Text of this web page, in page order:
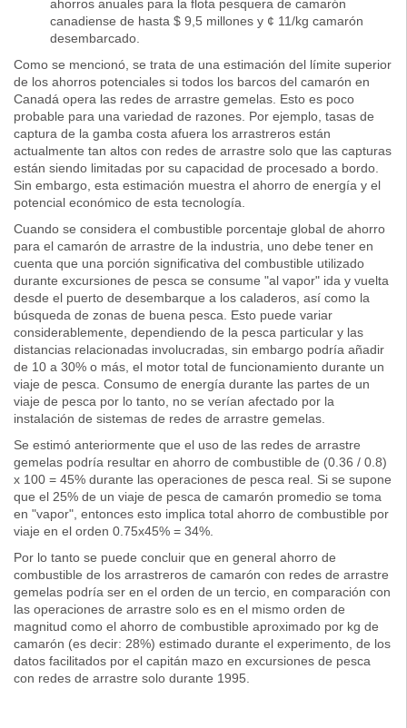
ahorros anuales para la flota pesquera de camarón
canadiense de hasta $ 9,5 millones y ¢ 11/kg camarón
desembarcado.
Como se mencionó, se trata de una estimación del límite superior
de los ahorros potenciales si todos los barcos del camarón en
Canadá opera las redes de arrastre gemelas. Esto es poco
probable para una variedad de razones. Por ejemplo, tasas de
captura de la gamba costa afuera los arrastreros están
actualmente tan altos con redes de arrastre solo que las capturas
están siendo limitadas por su capacidad de procesado a bordo.
Sin embargo, esta estimación muestra el ahorro de energía y el
potencial económico de esta tecnología.
Cuando se considera el combustible porcentaje global de ahorro
para el camarón de arrastre de la industria, uno debe tener en
cuenta que una porción significativa del combustible utilizado
durante excursiones de pesca se consume "al vapor" ida y vuelta
desde el puerto de desembarque a los caladeros, así como la
búsqueda de zonas de buena pesca. Esto puede variar
considerablemente, dependiendo de la pesca particular y las
distancias relacionadas involucradas, sin embargo podría añadir
de 10 a 30% o más, el motor total de funcionamiento durante un
viaje de pesca. Consumo de energía durante las partes de un
viaje de pesca por lo tanto, no se verían afectado por la
instalación de sistemas de redes de arrastre gemelas.
Se estimó anteriormente que el uso de las redes de arrastre
gemelas podría resultar en ahorro de combustible de (0.36 / 0.8)
x 100 = 45% durante las operaciones de pesca real. Si se supone
que el 25% de un viaje de pesca de camarón promedio se toma
en "vapor", entonces esto implica total ahorro de combustible por
viaje en el orden 0.75x45% = 34%.
Por lo tanto se puede concluir que en general ahorro de
combustible de los arrastreros de camarón con redes de arrastre
gemelas podría ser en el orden de un tercio, en comparación con
las operaciones de arrastre solo es en el mismo orden de
magnitud como el ahorro de combustible aproximado por kg de
camarón (es decir: 28%) estimado durante el experimento, de los
datos facilitados por el capitán mazo en excursiones de pesca
con redes de arrastre solo durante 1995.